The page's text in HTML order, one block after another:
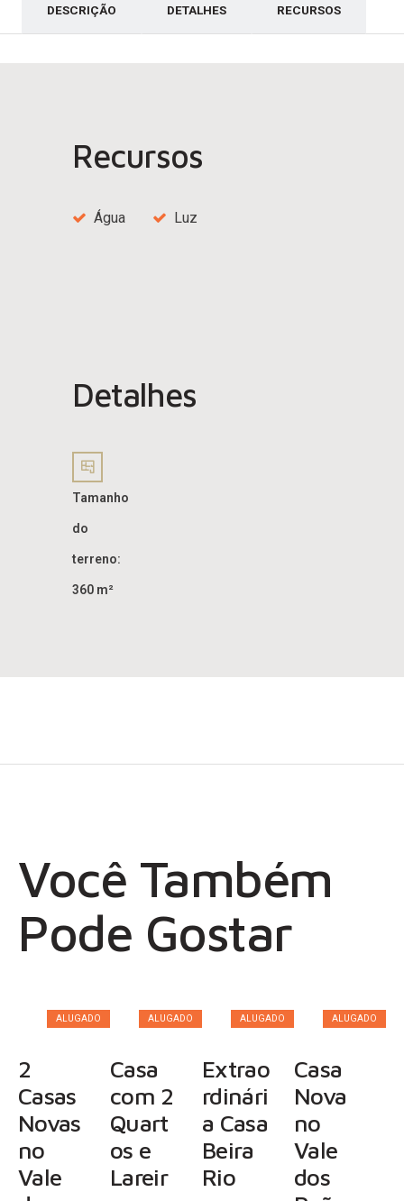
DESCRIÇÃO DETALHES RECURSOS
Recursos
Água Luz
Detalhes
Tamanho
do
terreno:
360 m²
Você Também
Pode Gostar
ALUGADO
2
Casas
Novas
no
Vale
ALUGADO
Casa
com 2
Quart
os e
Lareir
ALUGADO
Extrao
rdinári
a Casa
Beira
Rio
ALUGADO
Casa
Nova
no
Vale
dos